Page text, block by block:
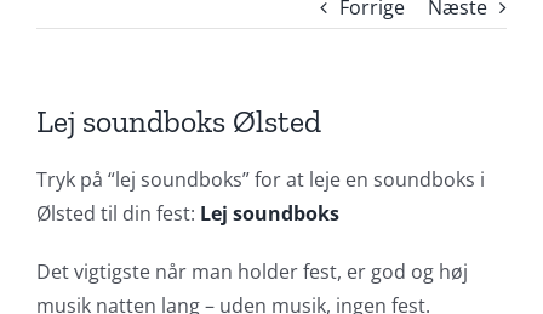
Forrige Næste
Lej soundboks Ølsted
Tryk på “lej soundboks” for at leje en soundboks i
Ølsted til din fest: Lej soundboks
Det vigtigste når man holder fest, er god og høj
musik natten lang – uden musik, ingen fest.